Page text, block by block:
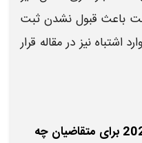
باعث قبول نشدن ثبت
اشتباه نیز در مقاله قرار
3- ✔️ مراحل ثبت نام لاتاری 2027 برای متقاضیان چه